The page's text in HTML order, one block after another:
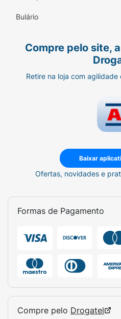
Brilho Intenso:
suas unhas.
da era regencial.
Bridgerton Bendito
sinta-se como uma
Bulário
Compre pelo site,
Retire na loja com
Baixar
Ofertas, novidades e
Formas de Pagamento
Compre pelo Drogatel